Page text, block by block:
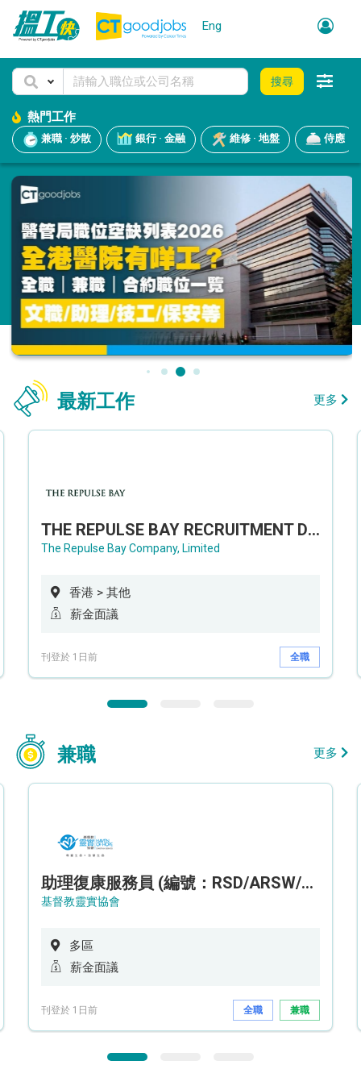
Eng
搜尋
熱門工作
兼職 · 炒散 銀行 · 金融 維修 · 地盤 侍應
最新工作 更多
THE REPULSE BAY RECRUITMENT DAY 淺水灣影灣園人才招聘會
The Repulse Bay Company, Limited
香港 > 其他
薪金面議
刊登於 1日前 全職
兼職 更多
助理復康服務員 (編號：RSD/ARSW/CTE)
基督教靈實協會
多區
薪金面議
刊登於 1日前 全職 兼職